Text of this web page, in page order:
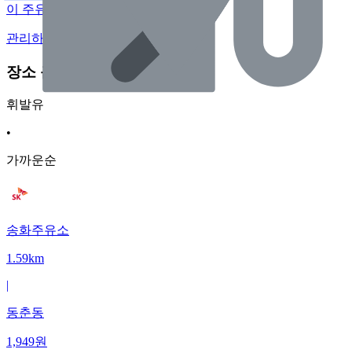
이 주유소의 사장님이신가요?
관리하기
장소 근처 주유소
휘발유
•
가까운순
송화주유소
1.59km
|
동춘동
1,949원